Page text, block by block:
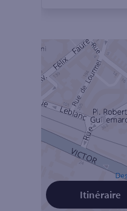
Itinéraire